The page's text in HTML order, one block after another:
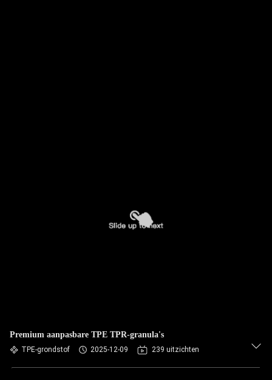
Premium aanpasbare TPE TPR-granula's
TPE-grondstof 2025-12-09 239 uitzichten